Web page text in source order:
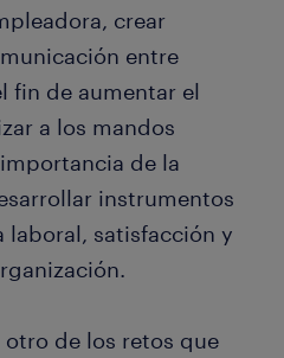
crear
entre
fin de aumentar el
a los mandos
de la
instrumentos
satisfacción y
otro de los retos que